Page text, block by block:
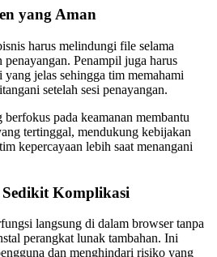
yang Aman
harus melindungi file selama
penayangan. Penampil juga harus
jelas sehingga tim memahami
setelah sesi penayangan.
pada keamanan membantu
tertinggal, mendukung kebijakan
kepercayaan lebih saat menangani
Komplikasi
langsung di dalam browser tanpa
perangkat lunak tambahan. Ini
dan menghindari risiko yang